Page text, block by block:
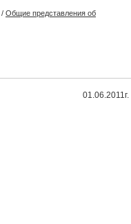
/ Общие представления об
01.06.2011г.